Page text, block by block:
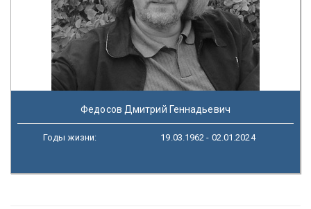
Федосов Дмитрий Геннадьевич
Годы жизни: 19.03.1962 - 02.01.2024